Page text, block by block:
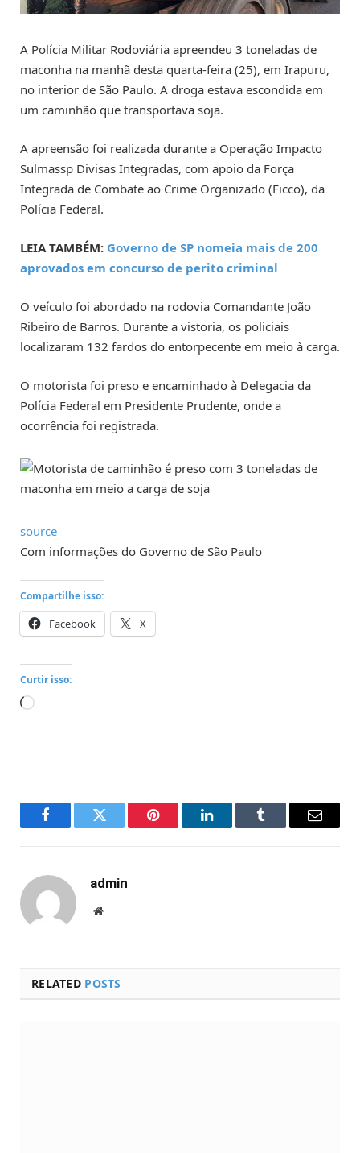
A Polícia Militar Rodoviária apreendeu 3 toneladas de
maconha na manhã desta quarta-feira (25), em Irapuru,
no interior de São Paulo. A droga estava escondida em
um caminhão que transportava soja.
A apreensão foi realizada durante a Operação Impacto
Sulmassp Divisas Integradas, com apoio da Força
Integrada de Combate ao Crime Organizado (Ficco), da
Polícia Federal.
LEIA TAMBÉM: Governo de SP nomeia mais de 200
aprovados em concurso de perito criminal
O veículo foi abordado na rodovia Comandante João
Ribeiro de Barros. Durante a vistoria, os policiais
localizaram 132 fardos do entorpecente em meio à carga.
O motorista foi preso e encaminhado à Delegacia da
Polícia Federal em Presidente Prudente, onde a
ocorrência foi registrada.
source
Com informações do Governo de São Paulo
Compartilhe isso:
Facebook X
Curtir isso:
Carregando...
FacebookTwitter Pinterest LinkedInTumblr Email
admin
Website
RELATED POSTS